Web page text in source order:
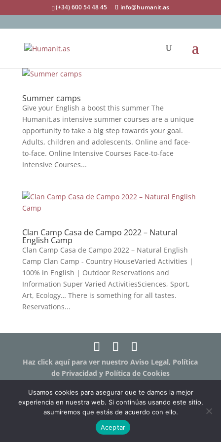
(+34) 600 54 48 45 info@humanit.as
Summer camps
Give your English a boost this summer The
Humanit.as intensive summer courses are a unique
opportunity to take a big step towards your goal.
Adults, children and adolescents. Online and face-
to-face. Online Intensive Courses Face-to-face
Intensive Courses...
Clan Camp Casa de Campo 2022 – Natural
English Camp
Clan Camp Casa de Campo 2022 – Natural English
Camp Clan Camp - Country HouseVaried Activities |
100% in English | Outdoor Reservations and
Information Super Varied ActivitiesSciences, Sport,
Art, Ecology… There is something for all tastes.
Reservations...
Haz click aquí para ver nuestro Aviso Legal, Política
de Privacidad y Política de Cookies
de las clases online "Humanit.as Online"
Usamos cookies para asegurar que te damos la mejor
experiencia en nuestra web. Si continúas usando este sitio,
asumiremos que estás de acuerdo con ello.
Aceptar